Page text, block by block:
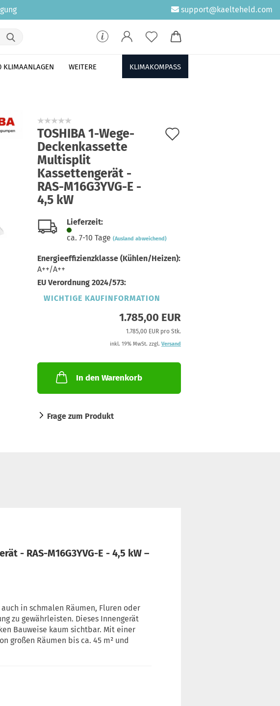
support@kaelteheld.com
KLIMAANLAGEN KLIMAKOMPASS
WEITERE
TOSHIBA 1-Wege-
Deckenkassette
Multisplit
Kassettengerät -
RAS-M16G3YVG-E -
4,5 kW
Lieferzeit:
ca. 7-10 Tage (Ausland abweichend)
Energieeffizienzklasse (Kühlen/Heizen):
A++/A++
EU Verordnung 2024/573:
WICHTIGE KAUFINFORMATION
1.785,00 EUR
1.785,00 EUR pro Stk.
inkl. 19% MwSt. zzgl. Versand
In den Warenkorb
Frage zum Produkt
- RAS-M16G3YVG-E - 4,5 kW –
in schmalen Räumen, Fluren oder
zu gewährleisten. Dieses Innengerät
Bauweise kaum sichtbar. Mit einer
großen Räumen bis ca. 45 m² und